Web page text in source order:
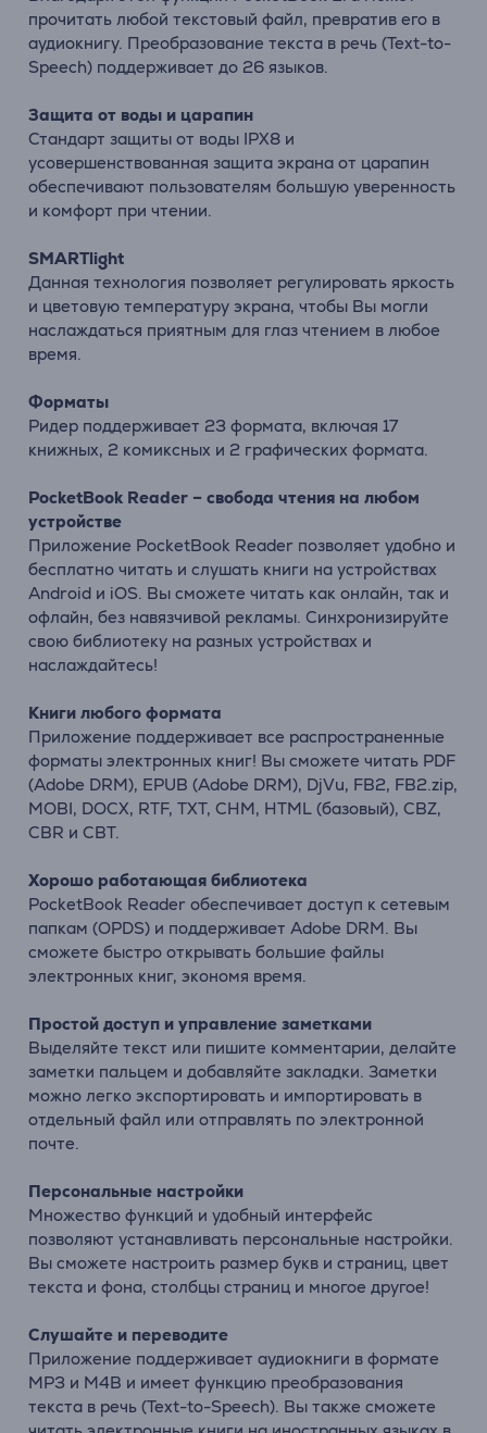
прочитать любой текстовый файл, превратив его в
аудиокнигу. Преобразование текста в речь (Text-to-
Speech) поддерживает до 26 языков.
Защита от воды и царапин
Стандарт защиты от воды IPX8 и
усовершенствованная защита экрана от царапин
обеспечивают пользователям большую уверенность
и комфорт при чтении.
SMARTlight
Данная технология позволяет регулировать яркость
и цветовую температуру экрана, чтобы Вы могли
наслаждаться приятным для глаз чтением в любое
время.
Форматы
Ридер поддерживает 23 формата, включая 17
книжных, 2 комиксных и 2 графических формата.
PocketBook Reader – свобода чтения на любом
устройстве
Приложение PocketBook Reader позволяет удобно и
бесплатно читать и слушать книги на устройствах
Android и iOS. Вы сможете читать как онлайн, так и
офлайн, без навязчивой рекламы. Синхронизируйте
свою библиотеку на разных устройствах и
наслаждайтесь!
Книги любого формата
Приложение поддерживает все распространенные
форматы электронных книг! Вы сможете читать PDF
(Adobe DRM), EPUB (Adobe DRM), DjVu, FB2, FB2.zip,
MOBI, DOCX, RTF, TXT, CHM, HTML (базовый), CBZ,
CBR и CBT.
Хорошо работающая библиотека
PocketBook Reader обеспечивает доступ к сетевым
папкам (OPDS) и поддерживает Adobe DRM. Вы
сможете быстро открывать большие файлы
электронных книг, экономя время.
Простой доступ и управление заметками
Выделяйте текст или пишите комментарии, делайте
заметки пальцем и добавляйте закладки. Заметки
можно легко экспортировать и импортировать в
отдельный файл или отправлять по электронной
почте.
Персональные настройки
Множество функций и удобный интерфейс
позволяют устанавливать персональные настройки.
Вы сможете настроить размер букв и страниц, цвет
текста и фона, столбцы страниц и многое другое!
Слушайте и переводите
Приложение поддерживает аудиокниги в формате
MP3 и M4B и имеет функцию преобразования
текста в речь (Text-to-Speech). Вы также сможете